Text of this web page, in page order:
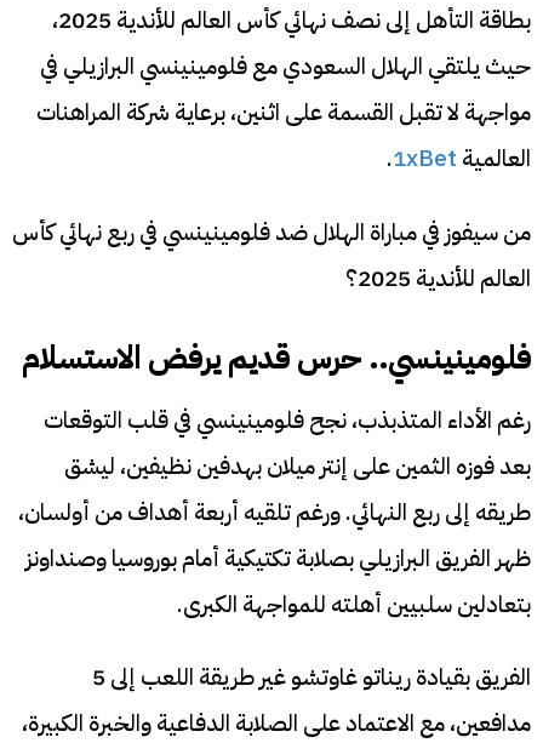
بطاقة التأهل إلى نصف نهائي كأس العالم للأندية 2025،
حيث يلتقي الهلال السعودي مع فلومينينسي البرازيلي في
مواجهة لا تقبل القسمة على اثنين، برعاية شركة المراهنات
العالمية 1xBet
.
من سيفوز في مباراة الهلال ضد فلومينينسي في ربع نهائي كأس
العالم للأندية 2025؟
فلومينينسي.. حرس قديم يرفض الاستسلام
رغم الأداء المتذبذب، نجح فلومينينسي في قلب التوقعات
بعد فوزه الثمين على إنتر ميلان بهدفين نظيفين، ليشق
طريقه إلى ربع النهائي. ورغم تلقيه أربعة أهداف من أولسان،
ظهر الفريق البرازيلي بصلابة تكتيكية أمام بوروسيا وصنداونز
بتعادلين سلبيين أهلته للمواجهة الكبرى.
الفريق بقيادة ريناتو غاوتشو غير طريقة اللعب إلى 5
مدافعين، مع الاعتماد على الصلابة الدفاعية والخبرة الكبيرة،